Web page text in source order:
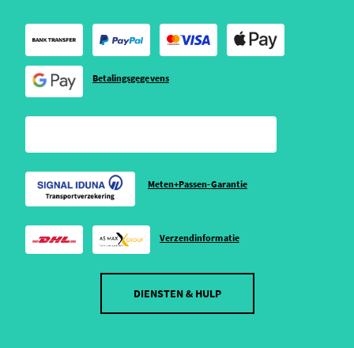
Betalingsgegevens
Meten+Passen-Garantie
Verzendinformatie
DIENSTEN & HULP